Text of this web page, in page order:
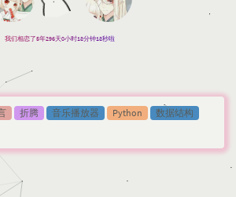
我们相恋了5年296天0小时18分钟18秒啦
折腾 音乐播放器 Python
数据结构